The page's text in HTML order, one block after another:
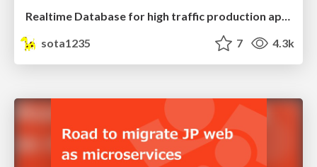
Realtime Database for high traffic production application
sota1235
7 4.3k